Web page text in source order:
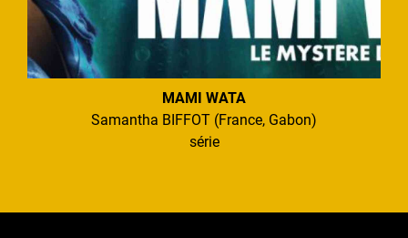
MAMI WATA
Samantha BIFFOT (France, Gabon)
série